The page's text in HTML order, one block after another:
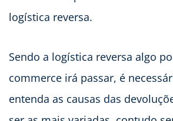
logística reversa.
Sendo a logística reversa algo
commerce irá passar, é
entenda as causas das